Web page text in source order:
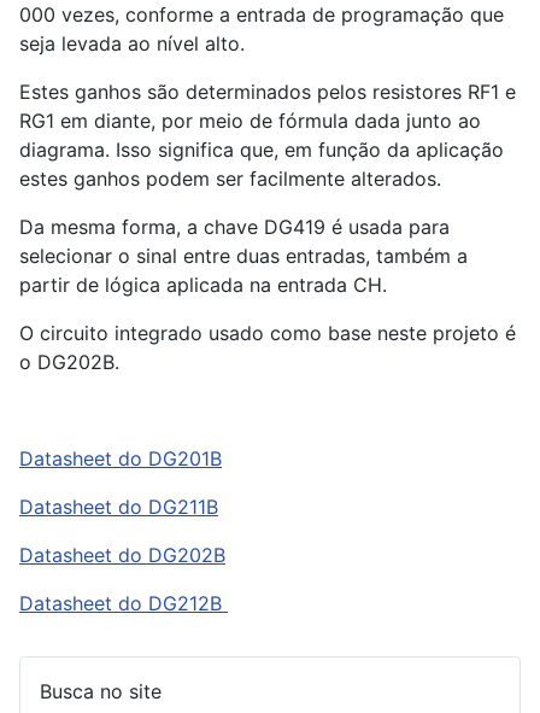
000 vezes, conforme a entrada de programação que
seja levada ao nível alto.
Estes ganhos são determinados pelos resistores RF1 e
RG1 em diante, por meio de fórmula dada junto ao
diagrama. Isso significa que, em função da aplicação
estes ganhos podem ser facilmente alterados.
Da mesma forma, a chave DG419 é usada para
selecionar o sinal entre duas entradas, também a
partir de lógica aplicada na entrada CH.
O circuito integrado usado como base neste projeto é
o DG202B.
Datasheet do DG201B
Datasheet do DG211B
Datasheet do DG202B
Datasheet do DG212B
Busca no site